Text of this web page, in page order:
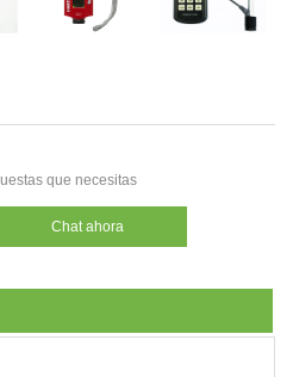
que necesitas
Chat ahora